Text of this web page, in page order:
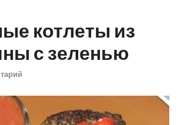
котлеты из
с зеленью